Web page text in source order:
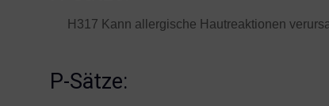
H317 Kann allergische Hautreaktionen
P-Sätze: